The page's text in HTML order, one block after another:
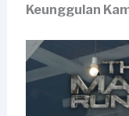
Keunggulan